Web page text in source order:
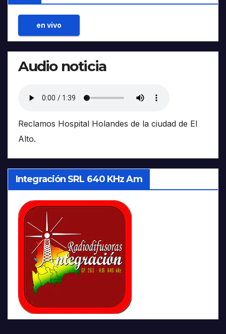
en vivo
Audio noticia
Reclamos Hospital Holandes de la ciudad de El
Alto.
Integración SRL 640 KHz Am